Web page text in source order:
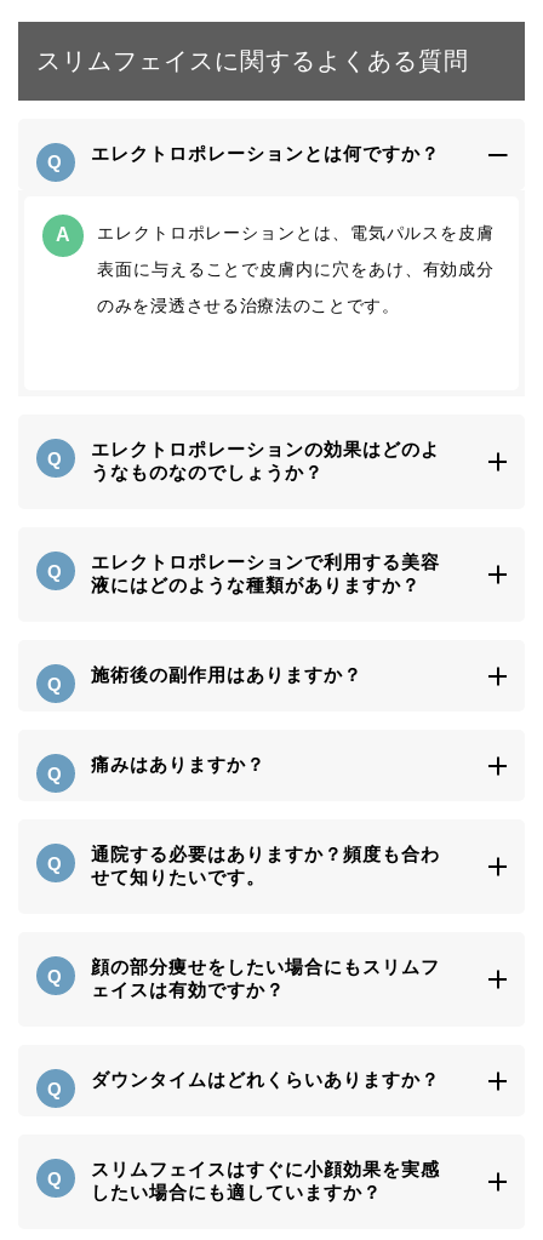
スリムフェイスに関するよくある質問
エレクトロポレーションとは何ですか？
エレクトロポレーションとは、電気パルスを皮膚
表面に与えることで皮膚内に穴をあけ、有効成分
のみを浸透させる治療法のことです。
エレクトロポレーションの効果はどのよ
うなものなのでしょうか？
エレクトロポレーションで利用する美容
液にはどのような種類がありますか？
施術後の副作用はありますか？
痛みはありますか？
通院する必要はありますか？頻度も合わ
せて知りたいです。
顔の部分痩せをしたい場合にもスリムフ
ェイスは有効ですか？
ダウンタイムはどれくらいありますか？
スリムフェイスはすぐに小顔効果を実感
したい場合にも適していますか？